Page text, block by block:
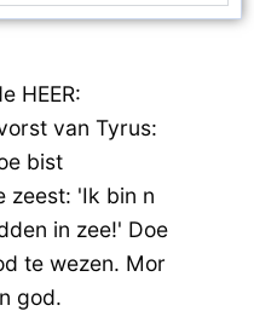
HEER:
van Tyrus:
bist
zeest: 'Ik bin n
in zee!' Doe
te wezen. Mor
god.